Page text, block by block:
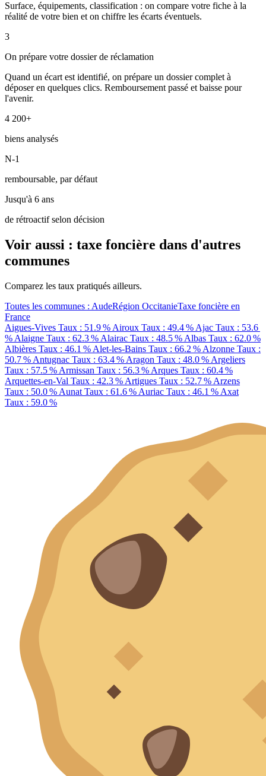
Surface, équipements, classification : on compare votre fiche à la
réalité de votre bien et on chiffre les écarts éventuels.
3
On prépare votre dossier de réclamation
Quand un écart est identifié, on prépare un dossier complet à
déposer en quelques clics. Remboursement passé et baisse pour
l'avenir.
4 200+
biens analysés
N-1
remboursable, par défaut
Jusqu'à 6 ans
de rétroactif selon décision
Voir aussi : taxe foncière dans d'autres
communes
Comparez les taux pratiqués ailleurs.
Toutes les communes : AudeRégion OccitanieTaxe foncière en
France
Aigues-Vives Taux : 51.9 % Airoux Taux : 49.4 % Ajac Taux : 53.6
% Alaigne Taux : 62.3 % Alairac Taux : 48.5 % Albas Taux : 62.0 %
Albières Taux : 46.1 % Alet-les-Bains Taux : 66.2 % Alzonne Taux :
50.7 % Antugnac Taux : 63.4 % Aragon Taux : 48.0 % Argeliers
Taux : 57.5 % Armissan Taux : 56.3 % Arques Taux : 60.4 %
Arquettes-en-Val Taux : 42.3 % Artigues Taux : 52.7 % Arzens
Taux : 50.0 % Aunat Taux : 61.6 % Auriac Taux : 46.1 % Axat
Taux : 59.0 %